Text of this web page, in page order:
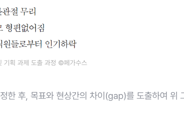
기획 과제 도출 과정 ©페가수스
한 후, 목표와 현상간의 차이(gap)를 도출하여 위